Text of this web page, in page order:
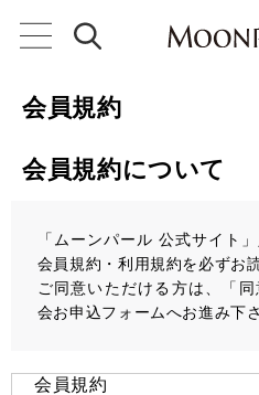
会員規約
会員規約について
「ムーンパール 公式サイト
会員規約・利用規約を必ずお
ご同意いただける方は、「
会お申込フォームへお進み下さ
会員規約